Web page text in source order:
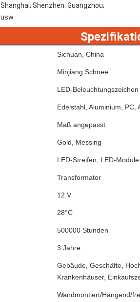
Shanghai; Shenzhen; Guangzhou;
usw.
Sichuan, China
Minjiang Schnee
LED-Beleuchtungszeichen
Edelstahl, Aluminium, PC,
Maß angepasst
Gold, Messing
LED-Streifen, LED-Module
Transformator
12 V
28°C
500000 Stunden
3 Jahre
Gebäude, Geschäfte,
Krankenhäuser,
Wandmontiert/Hängend/